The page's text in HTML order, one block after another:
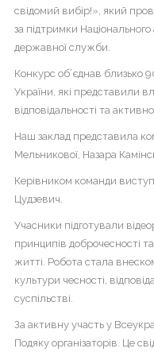
Головна
Життя
гімназії
Прозорість
та
інформаційна
відкритість
Булінг
Про
нас
ДПА
Контакти
свідомий вибір!», який
за підтримки
державної служби.
Конкурс об’єднав близько
України, які представили
відповідальності та
Наш заклад представила
Мельникової, Назара
Керівником команди
Цудзевич.
Учасники підготували
принципів доброчесності
житті. Робота стала
культури чесності,
суспільстві.
За активну участь у
Подяку організаторів. Це